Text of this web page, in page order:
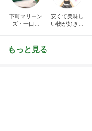
下町マリーン
ズ・一口馬
そば
安くて美味し
い物が好き☆
もっと見る